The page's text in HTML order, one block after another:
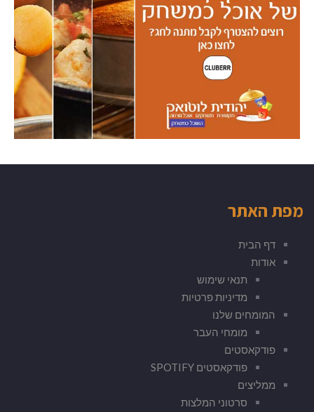
מפת האתר
דף הבית
אודות
תנאי שימוש
מדיניות פרטיות
המומחים שלנו
מומחי העבר
פודקאסטים
פודקאסטים SPOTIFY
ממליצים
סרטוני המלצות